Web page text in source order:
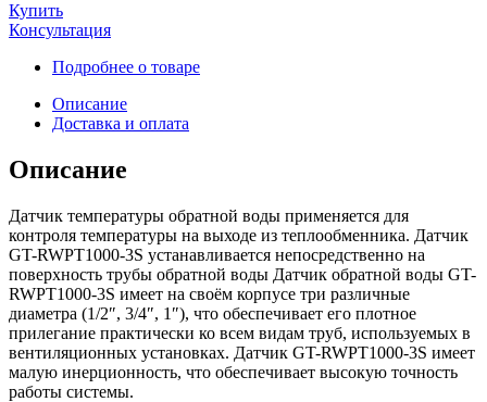
Купить
Консультация
Подробнее о товаре
Описание
Доставка и оплата
Описание
Датчик температуры обратной воды применяется для
контроля температуры на выходе из теплообменника. Датчик
GT-RWPT1000-3S устанавливается непосредственно на
поверхность трубы обратной воды Датчик обратной воды GT-
RWPT1000-3S имеет на своём корпусе три различные
диаметра (1/2″, 3/4″, 1″), что обеспечивает его плотное
прилегание практически ко всем видам труб, используемых в
вентиляционных установках. Датчик GT-RWPT1000-3S имеет
малую инерционность, что обеспечивает высокую точность
работы системы.